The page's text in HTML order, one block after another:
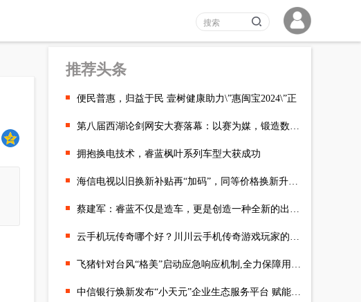
推荐头条
便民普惠，归益于民 壹树健康助力\”惠闽宝2024\”正
第八届西湖论剑网安大赛落幕：以赛为媒，锻造数字安全“新质人才”
拥抱换电技术，睿蓝枫叶系列车型大获成功
海信电视以旧换新补贴再“加码”，同等价格换新升级旗舰款
蔡建军：睿蓝不仅是造车，更是创造一种全新的出行体验
云手机玩传奇哪个好？川川云手机传奇游戏玩家的得力助手
飞猪针对台风“格美”启动应急响应机制,全力保障用户退改
中信银行焕新发布“小天元”企业生态服务平台 赋能中小企业数智化